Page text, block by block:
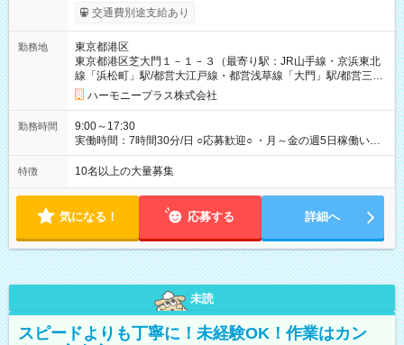
（勤務実績・評価による） ※残業が発生した場合は、時間外手
当を全額支給します。 ※交通費支給（月額上限50,000円／当社
間中も給与・待遇に変更はありません。 【試用期間】試用期間
あり 試用期間の長さ：1ヶ月 雇用形態、給与は本採用時と同じ
です。 試用期間中は、健康保険などの福利厚生の一部が制限さ
れる可能性があります。
交通費別途支給あり
勤務地
東京都港区
東京都港区芝大門１－１－３（最寄り駅：JR山手線・京浜東北
線「浜松町」駅/都営大江戸線・都営浅草線「⼤⾨」駅/都営三田
線「御成⾨」駅）
ハーモニープラス株式会社
勤務時間
9:00～17:30
実働時間：7時間30分/日 ○応募歓迎○ ・月～金の週5日稼働いた
だける方 ・実働時間：7.5時間（休憩1時間）
特徴 10名以上の大量募集
気になる！ 応募する 詳細へ
未読
スピードよりも丁寧に！未経験OK！作業はカン